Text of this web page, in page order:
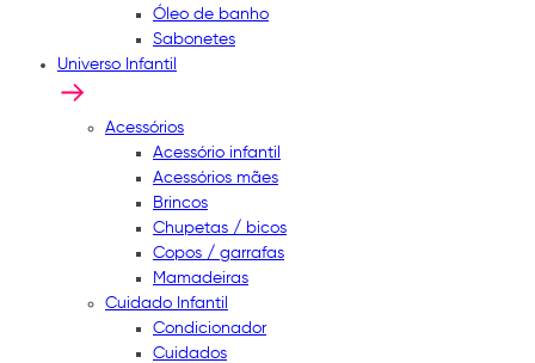
Óleo de banho
Sabonetes
Universo Infantil
Acessórios
Acessório infantil
Acessórios mães
Brincos
Chupetas / bicos
Copos / garrafas
Mamadeiras
Cuidado Infantil
Condicionador
Cuidados